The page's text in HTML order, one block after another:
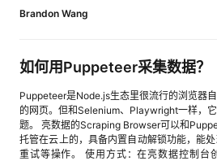
接管底层治理。数据分类分级、策略生成与
要素正式入表与流通交易合法化，单纯的数据
绕“可信数据空间”、隐私计算与API流转监测
布局的新增长极。 其三，行业化与碎片化并
的专业型厂商，通过在运营商、医疗、API
在数据安全领域“行业Know-how”与“场景化
术参数。而奇安信、启明星辰等综合型巨头
巩固平台化优势。未来，能够平衡好“AI技术
间，也可以记录接收时间和处理时间，用于判
进行过滤 实时行情中偶尔会出现异常值，例
结合业务规则增加更多判断，例如价格变化范
常可以设计为： 数据接口 ↓ Python采
据清洗处理 ↓ 数据库存储 ↓ 数据分析应
可以继续扩展，例如增加缓存机制、定时任
稳定性。 实时数据处理并不是简单地获取接
建立完整流程。从数据采集到清洗，再到存
析，判断舆情走向。对于品牌方来说，能及
Brandon Wang
如何用Puppeteer采集数据？
Puppeteer是Node.js生态里很流行的浏览器
的网页。但和Selenium、Playwright一样，
题。 亮数据的Scraping Browser可以和Puppeteer无缝兼容。这个浏览器是
托管在云上的，具备内置自动解锁功能，能
重试等操作。 使用方式：在亮数据控制台创建一个Scraping Browser实